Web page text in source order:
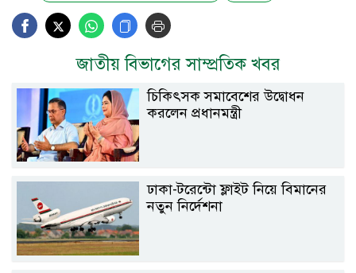
জাতীয় বিভাগের সাম্প্রতিক খবর
চিকিৎসক সমাবেশের উদ্বোধন
করলেন প্রধানমন্ত্রী
ঢাকা-টরেন্টো ফ্লাইট নিয়ে বিমানের
নতুন নির্দেশনা